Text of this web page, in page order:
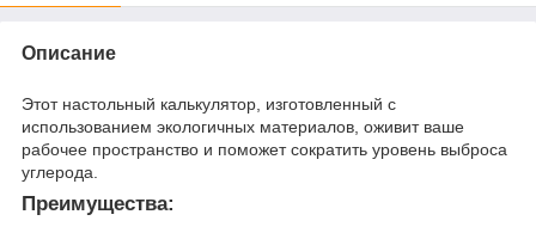
Описание
Этот настольный калькулятор, изготовленный с
использованием экологичных материалов, оживит ваше
рабочее пространство и поможет сократить уровень выброса
углерода.
Преимущества: